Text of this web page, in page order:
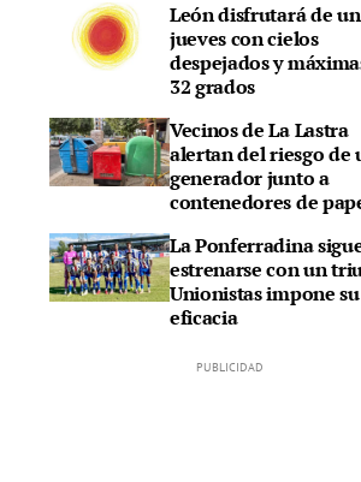
León disfrutará de un
jueves con cielos
despejados y
32 grados
Vecinos de La Lastra
alertan del riesgo de
generador junto a
contenedores de
La Ponferradina
estrenarse con un
Unionistas impone su
eficacia